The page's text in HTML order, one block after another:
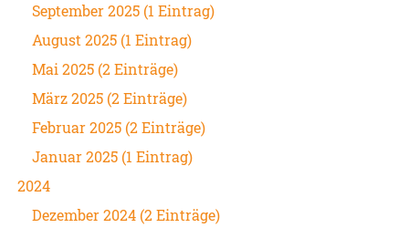
September 2025 (1 Eintrag)
August 2025 (1 Eintrag)
Mai 2025 (2 Einträge)
März 2025 (2 Einträge)
Februar 2025 (2 Einträge)
Januar 2025 (1 Eintrag)
2024
Dezember 2024 (2 Einträge)